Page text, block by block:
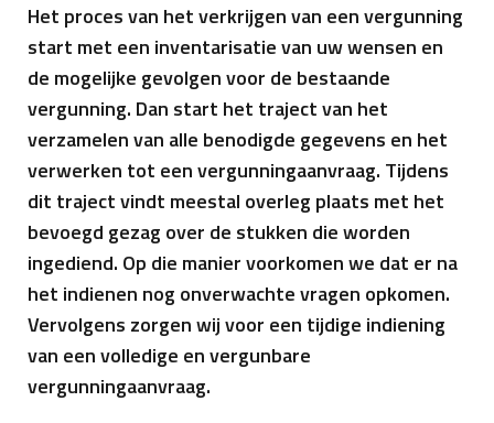
Het proces van het verkrijgen van een vergunning
start met een inventarisatie van uw wensen en
de mogelijke gevolgen voor de bestaande
vergunning. Dan start het traject van het
verzamelen van alle benodigde gegevens en het
verwerken tot een vergunningaanvraag. Tijdens
dit traject vindt meestal overleg plaats met het
bevoegd gezag over de stukken die worden
ingediend. Op die manier voorkomen we dat er na
het indienen nog onverwachte vragen opkomen.
Vervolgens zorgen wij voor een tijdige indiening
van een volledige en vergunbare
vergunningaanvraag.